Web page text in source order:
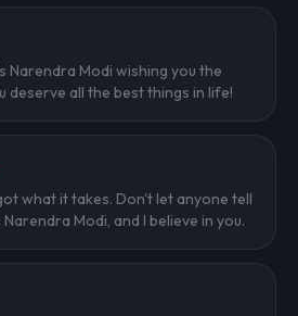
Narendra Modi wishing you the
deserve all the best things in life!
what it takes. Don't let anyone tell
Modi, and I believe in you.